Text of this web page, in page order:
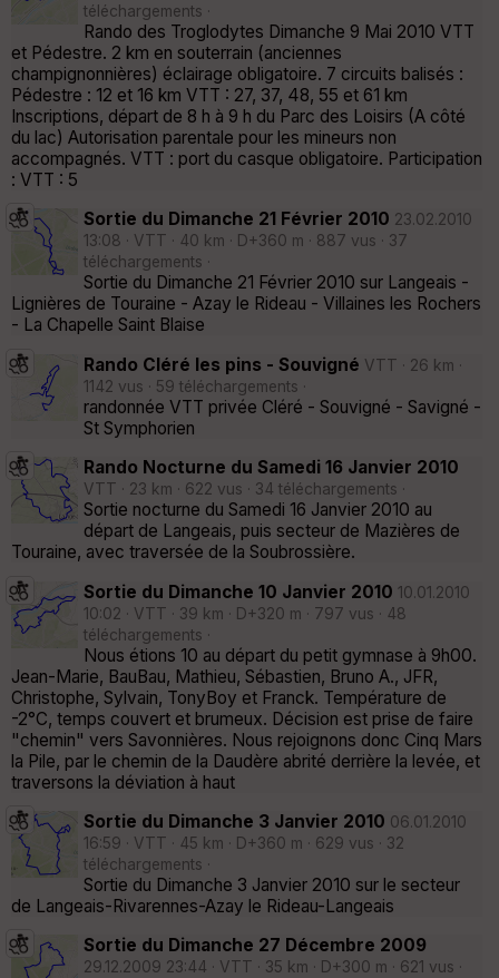
téléchargements ·
Rando des Troglodytes Dimanche 9 Mai 2010 VTT
et Pédestre. 2 km en souterrain (anciennes
champignonnières) éclairage obligatoire. 7 circuits balisés :
Pédestre : 12 et 16 km VTT : 27, 37, 48, 55 et 61 km
Inscriptions, départ de 8 h à 9 h du Parc des Loisirs (A côté
du lac) Autorisation parentale pour les mineurs non
accompagnés. VTT : port du casque obligatoire. Participation
: VTT : 5
Sortie du Dimanche 21 Février 2010 23.02.2010
13:08 · VTT · 40 km · D+360 m · 887 vus · 37
téléchargements ·
Sortie du Dimanche 21 Février 2010 sur Langeais -
Lignières de Touraine - Azay le Rideau - Villaines les Rochers
- La Chapelle Saint Blaise
Rando Cléré les pins - Souvigné VTT · 26 km ·
1142 vus · 59 téléchargements ·
randonnée VTT privée Cléré - Souvigné - Savigné -
St Symphorien
Rando Nocturne du Samedi 16 Janvier 2010
VTT · 23 km · 622 vus · 34 téléchargements ·
Sortie nocturne du Samedi 16 Janvier 2010 au
départ de Langeais, puis secteur de Mazières de
Touraine, avec traversée de la Soubrossière.
Sortie du Dimanche 10 Janvier 2010 10.01.2010
10:02 · VTT · 39 km · D+320 m · 797 vus · 48
téléchargements ·
Nous étions 10 au départ du petit gymnase à 9h00.
Jean-Marie, BauBau, Mathieu, Sébastien, Bruno A., JFR,
Christophe, Sylvain, TonyBoy et Franck. Température de
-2°C, temps couvert et brumeux. Décision est prise de faire
"chemin" vers Savonnières. Nous rejoignons donc Cinq Mars
la Pile, par le chemin de la Daudère abrité derrière la levée, et
traversons la déviation à haut
Sortie du Dimanche 3 Janvier 2010 06.01.2010
16:59 · VTT · 45 km · D+360 m · 629 vus · 32
téléchargements ·
Sortie du Dimanche 3 Janvier 2010 sur le secteur
de Langeais-Rivarennes-Azay le Rideau-Langeais
Sortie du Dimanche 27 Décembre 2009
29.12.2009 23:44 · VTT · 35 km · D+300 m · 621 vus ·